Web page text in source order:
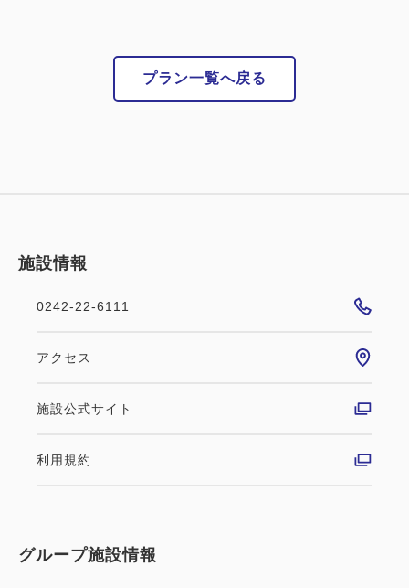
※添寝用の寝具・アメニティ・タオル類の追加はござ
いませんので予めご了承下さいませ。
＜＜最大22時間ＳＴＡＹ＞＞
＜＜駐車場＞＞
（計90台、宿泊、会議、宴会利用者は無料）、
プラン一覧へ戻る
施設情報
0242-22-6111
アクセス
施設公式サイト
利用規約
グループ施設情報